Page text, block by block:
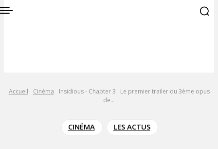
Accueil Cinéma
Insidious - Chapter 3 : Le premier trailer du 3ème opus
de...
CINÉMA LES ACTUS